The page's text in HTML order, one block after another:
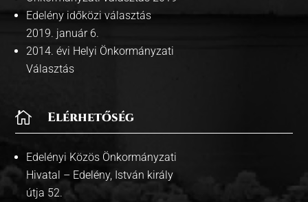
Edelény időközi választás
2019. január 6.
2014. évi Helyi Önkormányzati
Választás
 Elérhetőség
Edelényi Közös Önkormányzati
Hivatal – Edelény, István király
útja 52.